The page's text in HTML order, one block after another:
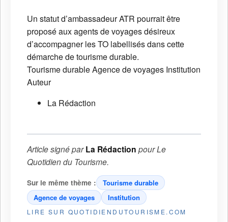
Un statut d’ambassadeur ATR pourrait être
proposé aux agents de voyages désireux
d’accompagner les TO labellisés dans cette
démarche de tourisme durable.
Tourisme durableAgence de voyages Institution
Auteur
La Rédaction
Article signé parLa Rédaction pourLe
Quotidien du Tourisme.
Sur le même thème :
Tourisme durable
Agence de voyages
Institution
LIRE SUR QUOTIDIENDUTOURISME.COM